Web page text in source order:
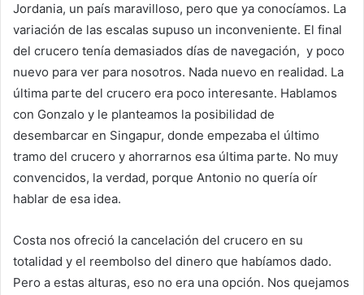
Jordania, un país maravilloso, pero que ya conocíamos. La
variación de las escalas supuso un inconveniente. El final
del crucero tenía demasiados días de navegación, y poco
nuevo para ver para nosotros. Nada nuevo en realidad. La
última parte del crucero era poco interesante. Hablamos
con Gonzalo y le planteamos la posibilidad de
desembarcar en Singapur, donde empezaba el último
tramo del crucero y ahorrarnos esa última parte. No muy
convencidos, la verdad, porque Antonio no quería oír
hablar de esa idea.
Costa nos ofreció la cancelación del crucero en su
totalidad y el reembolso del dinero que habíamos dado.
Pero a estas alturas, eso no era una opción. Nos quejamos